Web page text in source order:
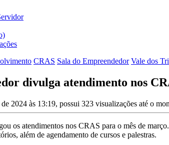
CRAS Sala do Empreendedor Vale dos
divulga atendimento nos
2024 às 13:19, possui 323 visualizações até o
os atendimentos nos CRAS para o mês de
além de agendamento de cursos e palestras.